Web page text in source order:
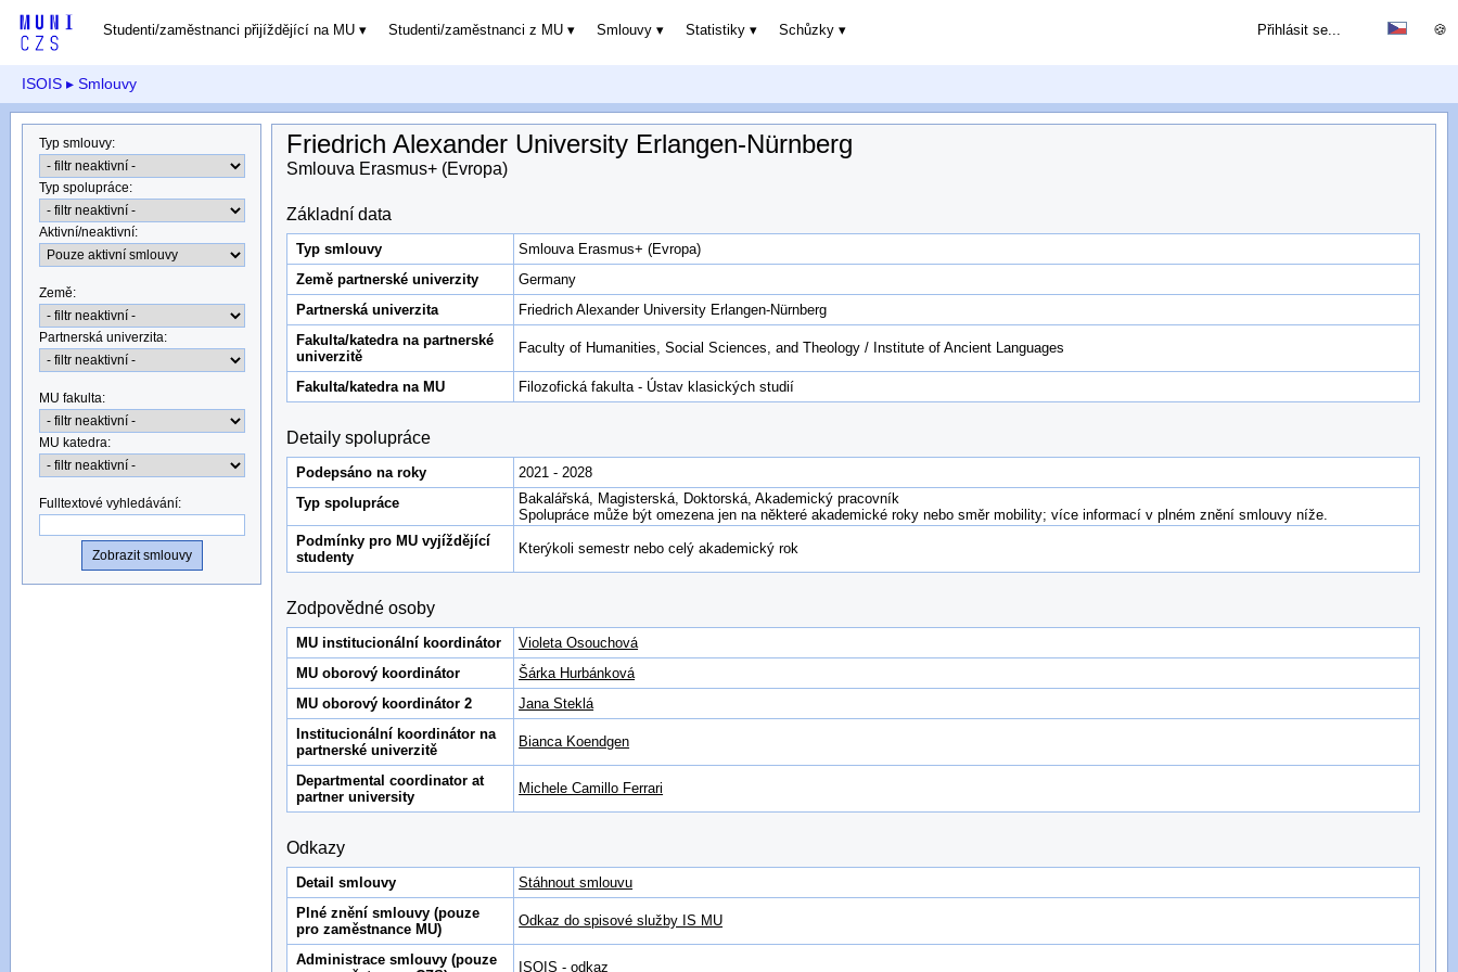
Studenti/zaměstnanci přijíždějící na MU Studenti/zaměstnanci z MU Smlouvy Statistiky Schůzky 🍪
Přihlásit se...
ISOIS ▸ Smlouvy
Typ smlouvy:
Typ spolupráce:
Aktivní/neaktivní:
Země:
Partnerská univerzita:
MU fakulta:
MU katedra:
Fulltextové vyhledávání:
Friedrich Alexander University Erlangen-Nürnberg
Smlouva Erasmus+ (Evropa)
Základní data
Typ smlouvy
Smlouva Erasmus+ (Evropa)
Země partnerské univerzity
Germany
Partnerská univerzita
Friedrich Alexander University Erlangen-Nürnberg
Fakulta/katedra na partnerské
univerzitě
Faculty of Humanities, Social Sciences, and Theology / Institute of Ancient Languages
Fakulta/katedra na MU Filozofická fakulta - Ústav klasických studií
Detaily spolupráce
Podepsáno na roky
2021 - 2028
Typ spolupráce
Bakalářská, Magisterská, Doktorská, Akademický pracovník
Spolupráce může být omezena jen na některé akademické roky nebo směr mobility; více informací v plném znění smlouvy níže.
Podmínky pro MU vyjíždějící
studenty
Kterýkoli semestr nebo celý akademický rok
Zodpovědné osoby
MU institucionální koordinátor
Violeta Osouchová
MU oborový koordinátor
Šárka Hurbánková
MU oborový koordinátor 2
Jana Steklá
Institucionální koordinátor na
partnerské univerzitě
Bianca Koendgen
Departmental coordinator at
partner university
Michele Camillo Ferrari
Odkazy
Detail smlouvy
Stáhnout smlouvu
Plné znění smlouvy (pouze
pro zaměstnance MU)
Odkaz do spisové služby IS MU
Administrace smlouvy (pouze
ISOIS - odkaz